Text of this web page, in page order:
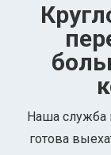
Наша служба
готова